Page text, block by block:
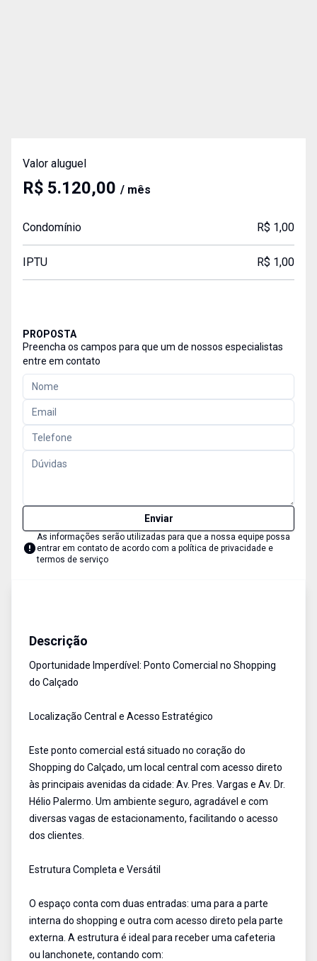
Valor aluguel
R$ 5.120,00 / mês
Condomínio R$ 1,00
IPTU R$ 1,00
PROPOSTA
Preencha os campos para que um de nossos especialistas
entre em contato
Enviar
As informações serão utilizadas para que a nossa equipe possa
entrar em contato de acordo com a política de privacidade e
termos de serviço
Descrição
Oportunidade Imperdível: Ponto Comercial no Shopping
do Calçado
Localização Central e Acesso Estratégico
Este ponto comercial está situado no coração do
Shopping do Calçado, um local central com acesso direto
às principais avenidas da cidade: Av. Pres. Vargas e Av. Dr.
Hélio Palermo. Um ambiente seguro, agradável e com
diversas vagas de estacionamento, facilitando o acesso
dos clientes.
Estrutura Completa e Versátil
O espaço conta com duas entradas: uma para a parte
interna do shopping e outra com acesso direto pela parte
externa. A estrutura é ideal para receber uma cafeteria
ou lanchonete, contando com: